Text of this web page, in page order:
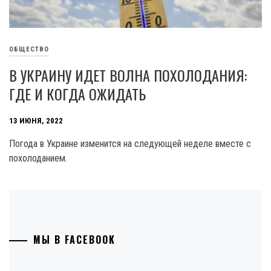
ОБЩЕСТВО
В УКРАИНУ ИДЕТ ВОЛНА ПОХОЛОДАНИЯ:
ГДЕ И КОГДА ОЖИДАТЬ
13 ИЮНЯ, 2022
Погода в Украине изменится на следующей неделе вместе с
похолоданием.
МЫ В FACEBOOK